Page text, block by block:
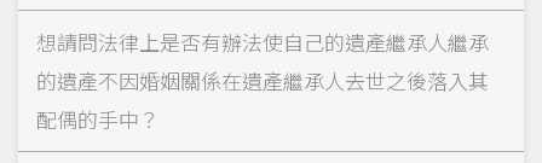
想請問法律上是否有辦法使自己的遺產繼承人繼承
的遺產不因婚姻關係在遺產繼承人去世之後落入其
配偶的手中？